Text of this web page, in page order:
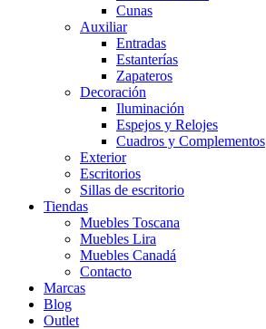
Cunas
Auxiliar
Entradas
Estanterías
Zapateros
Decoración
Iluminación
Espejos y Relojes
Cuadros y Complementos
Exterior
Escritorios
Sillas de escritorio
Tiendas
Muebles Toscana
Muebles Lira
Muebles Canadá
Contacto
Marcas
Blog
Outlet